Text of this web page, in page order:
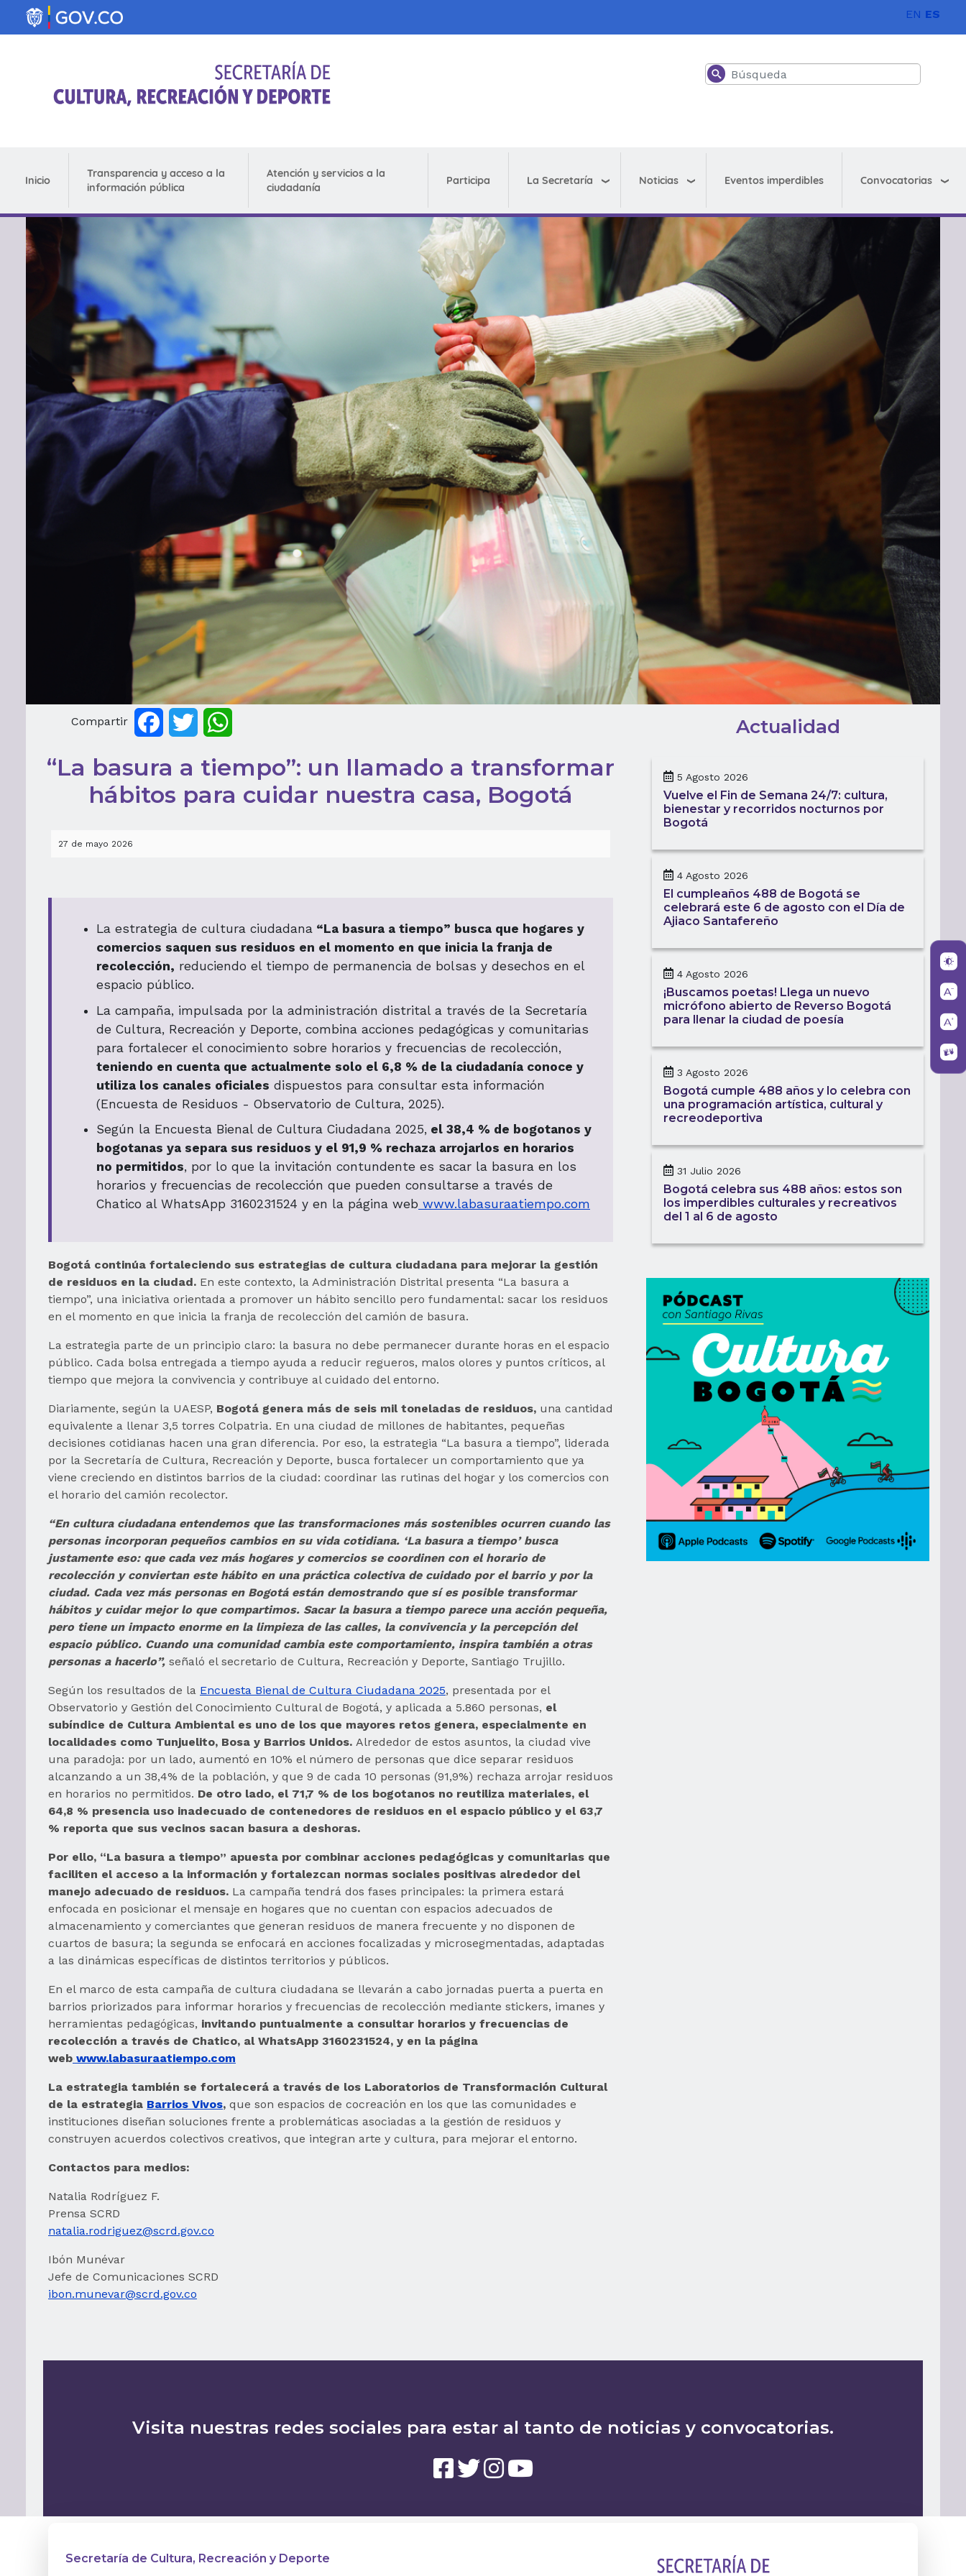
Pasar al contenido principal EN ES
Buscar
Inicio
Transparencia y acceso a la
información pública
Atención y servicios a la
ciudadanía
Participa La Secretaría Noticias Eventos imperdibles Convocatorias
Compartir FacebookTwitter
“La basura a tiempo”: un llamado a transformar
hábitos para cuidar nuestra casa, Bogotá
27 de mayo 2026
La estrategia de cultura ciudadana “La basura a tiempo” busca que hogares y
comercios saquen sus residuos en el momento en que inicia la franja de
recolección, reduciendo el tiempo de permanencia de bolsas y desechos en el
espacio público.
La campaña, impulsada por la administración distrital a través de la Secretaría
de Cultura, Recreación y Deporte, combina acciones pedagógicas y comunitarias
para fortalecer el conocimiento sobre horarios y frecuencias de recolección,
teniendo en cuenta que actualmente solo el 6,8 % de la ciudadanía conoce y
utiliza los canales oficiales dispuestos para consultar esta información
(Encuesta de Residuos - Observatorio de Cultura, 2025).
Según la Encuesta Bienal de Cultura Ciudadana 2025, el 38,4 % de bogotanos y
bogotanas ya separa sus residuos y el 91,9 % rechaza arrojarlos en horarios
no permitidos, por lo que la invitación contundente es sacar la basura en los
horarios y frecuencias de recolección que pueden consultarse a través de
Chatico al WhatsApp 3160231524 y en la página web www.labasuraatiempo.com
Bogotá continúa fortaleciendo sus estrategias de cultura ciudadana para mejorar la gestión
de residuos en la ciudad. En este contexto, la Administración Distrital presenta “La basura a
tiempo”, una iniciativa orientada a promover un hábito sencillo pero fundamental: sacar los residuos
en el momento en que inicia la franja de recolección del camión de basura.
La estrategia parte de un principio claro: la basura no debe permanecer durante horas en el espacio
público. Cada bolsa entregada a tiempo ayuda a reducir regueros, malos olores y puntos críticos, al
tiempo que mejora la convivencia y contribuye al cuidado del entorno.
Diariamente, según la UAESP, Bogotá genera más de seis mil toneladas de residuos, una cantidad
equivalente a llenar 3,5 torres Colpatria. En una ciudad de millones de habitantes, pequeñas
decisiones cotidianas hacen una gran diferencia. Por eso, la estrategia “La basura a tiempo”, liderada
por la Secretaría de Cultura, Recreación y Deporte, busca fortalecer un comportamiento que ya
viene creciendo en distintos barrios de la ciudad: coordinar las rutinas del hogar y los comercios con
el horario del camión recolector.
“En cultura ciudadana entendemos que las transformaciones más sostenibles ocurren cuando las
personas incorporan pequeños cambios en su vida cotidiana. ‘La basura a tiempo’ busca
justamente eso: que cada vez más hogares y comercios se coordinen con el horario de
recolección y conviertan este hábito en una práctica colectiva de cuidado por el barrio y por la
ciudad. Cada vez más personas en Bogotá están demostrando que sí es posible transformar
hábitos y cuidar mejor lo que compartimos. Sacar la basura a tiempo parece una acción pequeña,
pero tiene un impacto enorme en la limpieza de las calles, la convivencia y la percepción del
espacio público. Cuando una comunidad cambia este comportamiento, inspira también a otras
personas a hacerlo”, señaló el secretario de Cultura, Recreación y Deporte, Santiago Trujillo.
Según los resultados de la Encuesta Bienal de Cultura Ciudadana 2025, presentada por el
Observatorio y Gestión del Conocimiento Cultural de Bogotá, y aplicada a 5.860 personas, el
subíndice de Cultura Ambiental es uno de los que mayores retos genera, especialmente en
localidades como Tunjuelito, Bosa y Barrios Unidos. Alrededor de estos asuntos, la ciudad vive
una paradoja: por un lado, aumentó en 10% el número de personas que dice separar residuos
alcanzando a un 38,4% de la población, y que 9 de cada 10 personas (91,9%) rechaza arrojar residuos
en horarios no permitidos. De otro lado, el 71,7 % de los bogotanos no reutiliza materiales, el
64,8 % presencia uso inadecuado de contenedores de residuos en el espacio público y el 63,7
% reporta que sus vecinos sacan basura a deshoras.
Por ello, “La basura a tiempo” apuesta por combinar acciones pedagógicas y comunitarias que
faciliten el acceso a la información y fortalezcan normas sociales positivas alrededor del
manejo adecuado de residuos. La campaña tendrá dos fases principales: la primera estará
enfocada en posicionar el mensaje en hogares que no cuentan con espacios adecuados de
almacenamiento y comerciantes que generan residuos de manera frecuente y no disponen de
cuartos de basura; la segunda se enfocará en acciones focalizadas y microsegmentadas, adaptadas
a las dinámicas específicas de distintos territorios y públicos.
En el marco de esta campaña de cultura ciudadana se llevarán a cabo jornadas puerta a puerta en
barrios priorizados para informar horarios y frecuencias de recolección mediante stickers, imanes y
herramientas pedagógicas, invitando puntualmente a consultar horarios y frecuencias de
recolección a través de Chatico, al WhatsApp 3160231524, y en la página
web www.labasuraatiempo.com
La estrategia también se fortalecerá a través de los Laboratorios de Transformación Cultural
de la estrategia Barrios Vivos, que son espacios de cocreación en los que las comunidades e
instituciones diseñan soluciones frente a problemáticas asociadas a la gestión de residuos y
construyen acuerdos colectivos creativos, que integran arte y cultura, para mejorar el entorno.
Contactos para medios:
Natalia Rodríguez F.
Prensa SCRD
natalia.rodriguez@scrd.gov.co
Ibón Munévar
Jefe de Comunicaciones SCRD
ibon.munevar@scrd.gov.co
Actualidad
5 Agosto 2026
Vuelve el Fin de Semana 24/7: cultura,
bienestar y recorridos nocturnos por
Bogotá
4 Agosto 2026
El cumpleaños 488 de Bogotá se
celebrará este 6 de agosto con el Día de
Ajiaco Santafereño
4 Agosto 2026
¡Buscamos poetas! Llega un nuevo
micrófono abierto de Reverso Bogotá
para llenar la ciudad de poesía
3 Agosto 2026
Bogotá cumple 488 años y lo celebra con
una programación artística, cultural y
recreodeportiva
31 Julio 2026
Bogotá celebra sus 488 años: estos son
los imperdibles culturales y recreativos
del 1 al 6 de agosto
Visita nuestras redes sociales para estar al tanto de noticias y convocatorias.
Secretaría de Cultura, Recreación y Deporte